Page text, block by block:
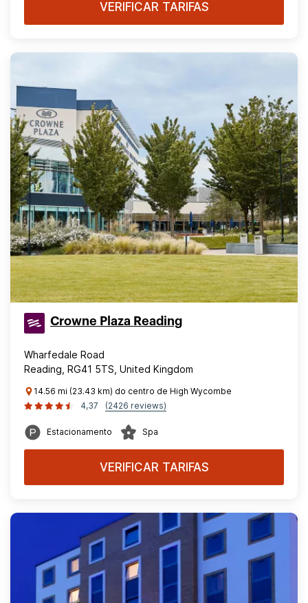
VERIFICAR TARIFAS
Crowne Plaza Reading
Wharfedale Road
Reading, RG41 5TS, United Kingdom
14.56 mi (23.43 km) do centro de High Wycombe
4,37
(2426 reviews)
Estacionamento Spa
VERIFICAR TARIFAS